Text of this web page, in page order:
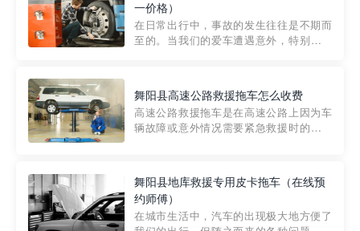
一价格）
在日常出行中，事故的发生往往是不期而
至的。当我们的爱车遭遇意外，特别是在
细解析一下市区事故救援拖车的收费标
准，以及在选用拖车服务时应注...
舞阳县高速公路救援拖车怎么收费
高速公路救援拖车是在高速公路上因为车
辆故障或意外情况需要紧急救援时的必备
路救援拖车的收费标准是由当地交通管理
部门制定的。起步价通...
舞阳县地库救援专用皮卡拖车（在线预
约师傅）
在城市生活中，汽车的出现极大地方便了